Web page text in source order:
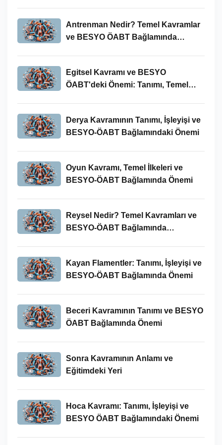
Antrenman Nedir? Temel Kavramlar
ve BESYO ÖABT Bağlamında
Egitsel Kavramı ve BESYO
ÖABT'deki Önemi: Tanımı, Temel
Derya Kavramının Tanımı, İşleyişi ve
BESYO-ÖABT Bağlamındaki Önemi
Oyun Kavramı, Temel İlkeleri ve
BESYO-ÖABT Bağlamında Önemi
Reysel Nedir? Temel Kavramları ve
BESYO-ÖABT Bağlamında
Kayan Flamentler: Tanımı, İşleyişi ve
BESYO-ÖABT Bağlamında Önemi
Beceri Kavramının Tanımı ve BESYO
ÖABT Bağlamında Önemi
Sonra Kavramının Anlamı ve
Eğitimdeki Yeri
Hoca Kavramı: Tanımı, İşleyişi ve
BESYO ÖABT Bağlamındaki Önemi